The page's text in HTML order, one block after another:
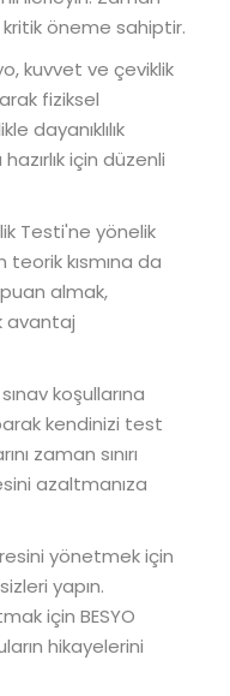
kritik öneme sahiptir.
kuvvet ve çeviklik
fiziksel
dayanıklılık
için düzenli
Testi'ne yönelik
teorik kısmına da
almak,
avantaj
koşullarına
kendinizi test
zaman sınırı
azaltmanıza
yönetmek için
yapın.
için BESYO
hikayelerini